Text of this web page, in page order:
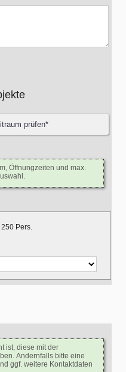
Öffnungzeiten und max.
250 Pers.
ist, diese mit der
Andernfalls bitte eine
ggf. weitere Kontaktdaten